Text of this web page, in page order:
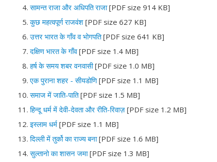
सामन्त राजा और अधिपति राजा[PDF size 914 KB]
कुछ महत्वपूर्ण राजवंश [PDF size 627 KB]
उत्तर भारत के गाँव व भोगपति[PDF size 641 KB]
दक्षिण भारत के गाँव[PDF size 1.4 MB]
हर्ष के समय शबर वनवासी[PDF size 1.0 MB]
एक पुराना शहर - सीयडोणि[PDF size 1.1 MB]
समाज में जाति-पाति[PDF size 1.5 MB]
हिन्दू धर्म में देवी-देवता और रीति-रिवाज़ [PDF size 1.2 MB]
इस्लाम धर्म [PDF size 1.1 MB]
दिल्ली में तुर्को का राज्य बना[PDF size 1.6 MB]
सुल्तानो का शासन जमा[PDF size 1.3 MB]